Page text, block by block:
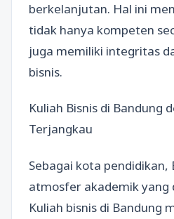
berkelanjutan. Hal ini
tidak hanya kompeten
juga memiliki integritas
bisnis.
Kuliah Bisnis di Bandung
Terjangkau
Sebagai kota pendidikan,
atmosfer akademik yang
Kuliah bisnis di Bandung